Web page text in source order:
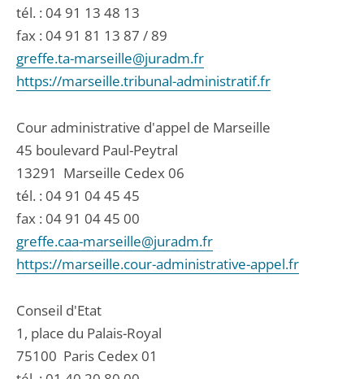
tél. : 04 91 13 48 13
fax : 04 91 81 13 87 / 89
greffe.ta-marseille@juradm.fr
https://marseille.tribunal-administratif.fr
Cour administrative d'appel de Marseille
45 boulevard Paul-Peytral
13291 Marseille Cedex 06
tél. : 04 91 04 45 45
fax : 04 91 04 45 00
greffe.caa-marseille@juradm.fr
https://marseille.cour-administrative-appel.fr
Conseil d'Etat
1, place du Palais-Royal
75100 Paris Cedex 01